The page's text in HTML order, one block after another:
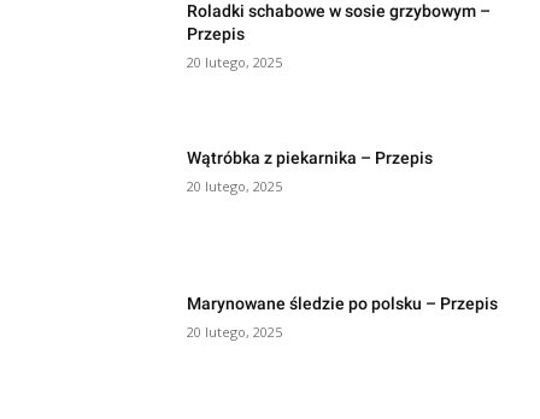
Roladki schabowe w sosie grzybowym –
Przepis
20 lutego, 2025
Wątróbka z piekarnika – Przepis
20 lutego, 2025
Marynowane śledzie po polsku – Przepis
20 lutego, 2025